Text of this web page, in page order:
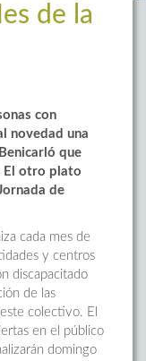
de la
con
novedad una
que
El otro plato
de
cada mes de
y centros
discapacitado
de las
colectivo. El
en el público
domingo